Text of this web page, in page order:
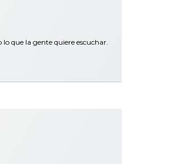
que la gente quiere escuchar.